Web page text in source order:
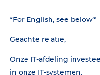
*For English, see below*
Geachte relatie,
Onze IT-afdeling
in onze IT-systemen.